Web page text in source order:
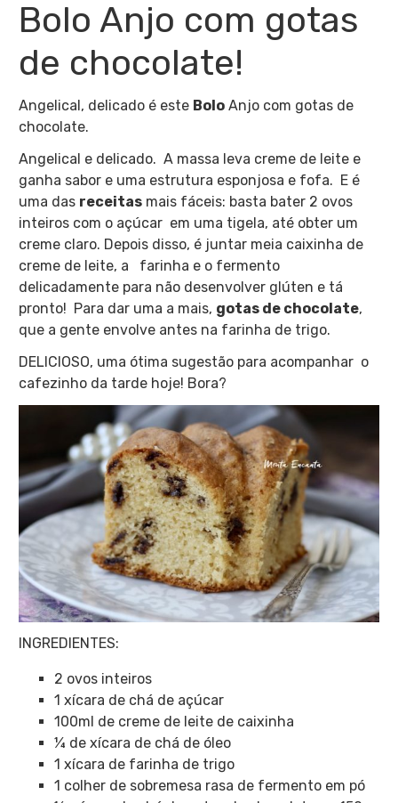
Bolo Anjo com gotas
de chocolate!
Angelical, delicado é este BoloAnjo com gotas de
chocolate.
Angelical e delicado. A massa leva creme de leite e
ganha sabor e uma estrutura esponjosa e fofa. E é
uma das receitasmais fáceis: basta bater 2 ovos
inteiros com o açúcar em uma tigela, até obter um
creme claro. Depois disso, é juntar meia caixinha de
creme de leite, a farinha e o fermento
delicadamente para não desenvolver glúten e tá
pronto! Para dar uma a mais, gotas de chocolate,
que a gente envolve antes na farinha de trigo.
DELICIOSO, uma ótima sugestão para acompanhar o
cafezinho da tarde hoje! Bora?
INGREDIENTES:
2 ovos inteiros
1 xícara de chá de açúcar
100ml de creme de leite de caixinha
¼ de xícara de chá de óleo
1 xícara de farinha de trigo
1 colher de sobremesa rasa de fermento em pó